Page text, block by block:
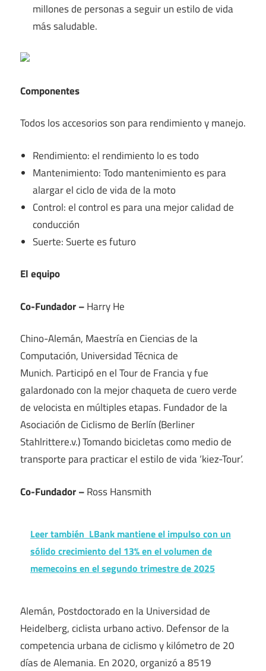
millones de personas a seguir un estilo de vida
más saludable.
Componentes
Todos los accesorios son para rendimiento y manejo.
Rendimiento: el rendimiento lo es todo
Mantenimiento: Todo mantenimiento es para
alargar el ciclo de vida de la moto
Control: el control es para una mejor calidad de
conducción
Suerte: Suerte es futuro
El equipo
Co-Fundador –Harry He
Chino-Alemán, Maestría en Ciencias de la
Computación, Universidad Técnica de
Munich. Participó en el Tour de Francia y fue
galardonado con la mejor chaqueta de cuero verde
de velocista en múltiples etapas. Fundador de la
Asociación de Ciclismo de Berlín (Berliner
Stahlrittere.v.) Tomando bicicletas como medio de
transporte para practicar el estilo de vida ‘kiez-Tour’.
Co-Fundador –Ross Hansmith
Leer también LBank mantiene el impulso con un
sólido crecimiento del 13% en el volumen de
memecoins en el segundo trimestre de 2025
Alemán, Postdoctorado en la Universidad de
Heidelberg, ciclista urbano activo. Defensor de la
competencia urbana de ciclismo y kilómetro de 20
días de Alemania. En 2020, organizó a 8519